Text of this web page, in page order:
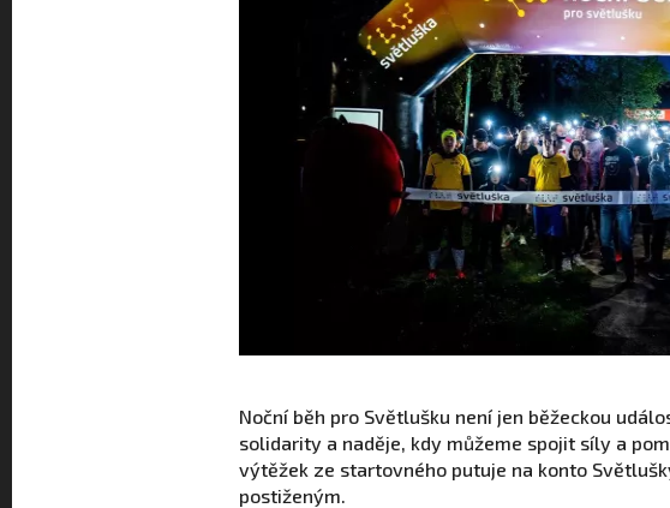
Noční běh pro Světlušku není jen běžeckou
solidarity a naděje, kdy můžeme spojit síly a
výtěžek ze startovného putuje na konto
postiženým.